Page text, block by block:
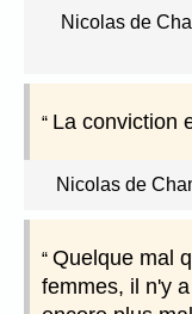
Nicolas de
La conviction
Nicolas de
Quelque mal
femmes, il n'y